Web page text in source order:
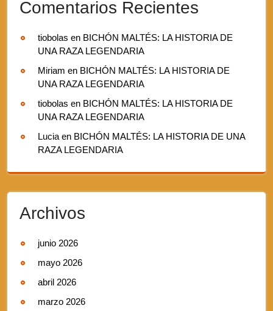
Comentarios Recientes
tiobolas en BICHÓN MALTÉS: LA HISTORIA DE
UNA RAZA LEGENDARIA
Miriam en BICHÓN MALTÉS: LA HISTORIA DE
UNA RAZA LEGENDARIA
tiobolas en BICHÓN MALTÉS: LA HISTORIA DE
UNA RAZA LEGENDARIA
Lucia en BICHÓN MALTÉS: LA HISTORIA DE UNA
RAZA LEGENDARIA
Archivos
junio 2026
mayo 2026
abril 2026
marzo 2026